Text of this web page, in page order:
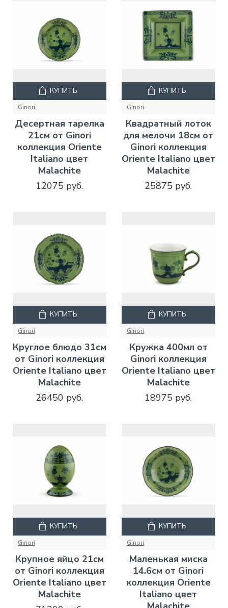
Ginori
Десертная тарелка
21см от Ginori
коллекция Oriente
Italiano цвет
Malachite
12075 руб.
КУПИТЬ
Ginori
Квадратный лоток
для мелочи 18см от
Ginori коллекция
Oriente Italiano цвет
Malachite
25875 руб.
КУПИТЬ
Ginori
Круглое блюдо 31см
от Ginori коллекция
Oriente Italiano цвет
Malachite
26450 руб.
КУПИТЬ
Ginori
Кружка 400мл от
Ginori коллекция
Oriente Italiano цвет
Malachite
18975 руб.
КУПИТЬ
Ginori
Крупное яйцо 21см
от Ginori коллекция
Oriente Italiano цвет
Malachite
КУПИТЬ
Ginori
Маленькая миска
14.6см от Ginori
коллекция Oriente
Italiano цвет
КУПИТЬ